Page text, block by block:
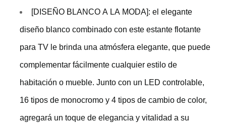
[DISEÑO BLANCO A LA MODA]: el elegante
diseño blanco combinado con este estante flotante
para TV le brinda una atmósfera elegante, que puede
complementar fácilmente cualquier estilo de
habitación o mueble. Junto con un LED controlable,
16 tipos de monocromo y 4 tipos de cambio de color,
agregará un toque de elegancia y vitalidad a su